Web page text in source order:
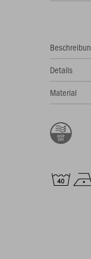
Details
Material